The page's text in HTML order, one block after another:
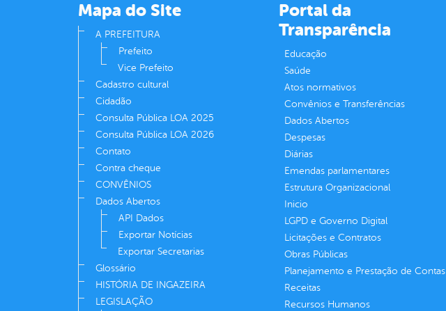
Mapa do Site
A PREFEITURA
Prefeito
Vice Prefeito
Cadastro cultural
Cidadão
Consulta Pública LOA 2025
Consulta Pública LOA 2026
Contato
Contra cheque
CONVÊNIOS
Dados Abertos
API Dados
Exportar Notícias
Exportar Secretarias
Glossário
HISTÓRIA DE INGAZEIRA
LEGISLAÇÃO
Portal da
Transparência
Educação
Saúde
Atos normativos
Convênios e Transferências
Dados Abertos
Despesas
Diárias
Emendas parlamentares
Estrutura Organizacional
Inicio
LGPD e Governo Digital
Licitações e Contratos
Obras Públicas
Planejamento e Prestação de Contas
Receitas
Recursos Humanos